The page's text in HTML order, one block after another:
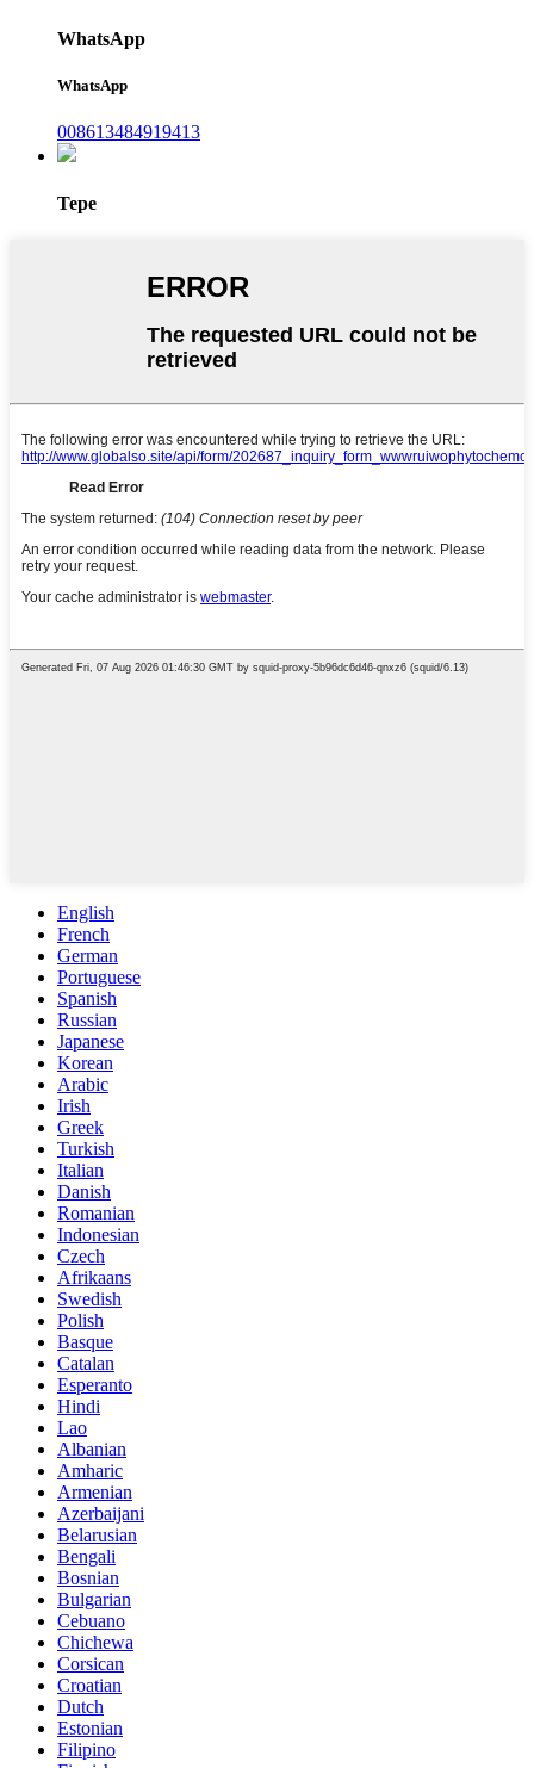
WhatsApp
WhatsApp
008613484919413
Tepe
English
French
German
Portuguese
Spanish
Russian
Japanese
Korean
Arabic
Irish
Greek
Turkish
Italian
Danish
Romanian
Indonesian
Czech
Afrikaans
Swedish
Polish
Basque
Catalan
Esperanto
Hindi
Lao
Albanian
Amharic
Armenian
Azerbaijani
Belarusian
Bengali
Bosnian
Bulgarian
Cebuano
Chichewa
Corsican
Croatian
Dutch
Estonian
Filipino